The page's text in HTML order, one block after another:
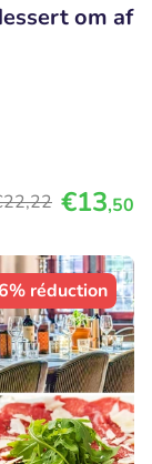
om af
,22 €13,50
réduction